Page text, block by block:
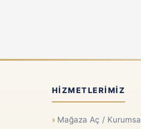
HIZMETLERIMIZ
Mağaza Aç /